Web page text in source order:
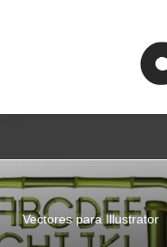
Vectores para Illustrator